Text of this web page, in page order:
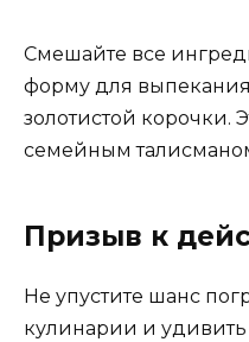
Смешайте все
форму для
золотистой корочки.
семейным
Призыв к
Не упустите шанс
кулинарии и удивить